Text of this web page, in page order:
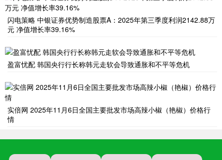
闪电策略 中银证券优势制造股票A：2025年第三季度利润2142.88万
元 净值增长率39.16%
盈富忧配 韩国央行行长称韩元走软会导致通胀和不平等危机
实倍网 2025年11月6日全国主要批发市场高辣小椒（艳椒）价格行
情